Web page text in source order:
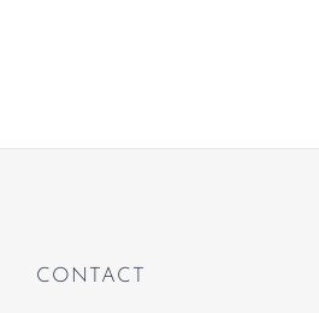
CONTACT